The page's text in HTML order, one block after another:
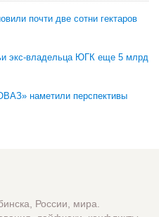
почти две сотни гектаров
экс-владельца ЮГК еще 5 млрд
наметили перспективы
России, мира.